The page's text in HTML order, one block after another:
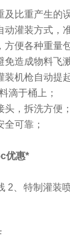
比重产生的
灌装方式，
便各种重量
造成物料飞
机枪自动提
滴于桶上；
，拆洗方便；
可靠；
优惠*
2、特制灌装